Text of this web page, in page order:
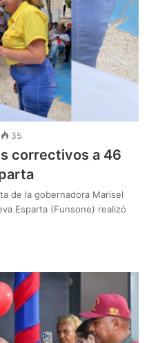
35
correctivos a 46
de la gobernadora Marisel
Esparta (Funsone) realizó